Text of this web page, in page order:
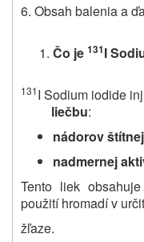
6. Obsah balenia a
Čo je 131I
131I Sodium iodide
liečbu:
nádorov
nadmernej
Tento liek
použití hromadí v
žľaze.